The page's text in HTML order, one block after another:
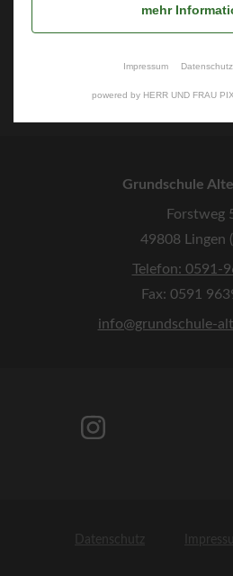
Grundschule
Forstweg
49808 Lingen
Telefon: 0591-
Fax: 0591
info@grundschule-
Datenschutz
mehr
Impressum
powered by HERR UND FRAU